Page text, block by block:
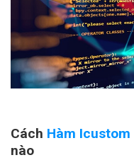
Cách Hàm
nào